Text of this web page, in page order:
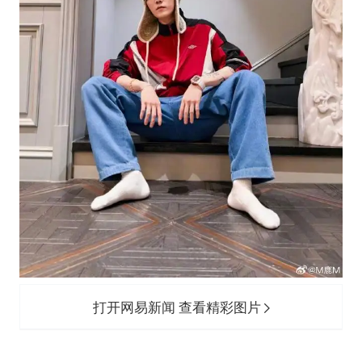
打开网易新闻 查看精彩图片